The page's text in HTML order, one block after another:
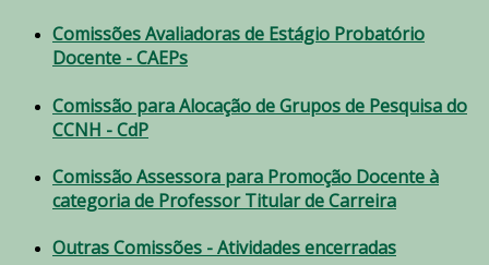
Comissões Avaliadoras de Estágio Probatório
Docente - CAEPs
Comissão para Alocação de Grupos de Pesquisa do
CCNH - CdP
Comissão Assessora para Promoção Docente à
categoria de Professor Titular de Carreira
Outras Comissões - Atividades encerradas